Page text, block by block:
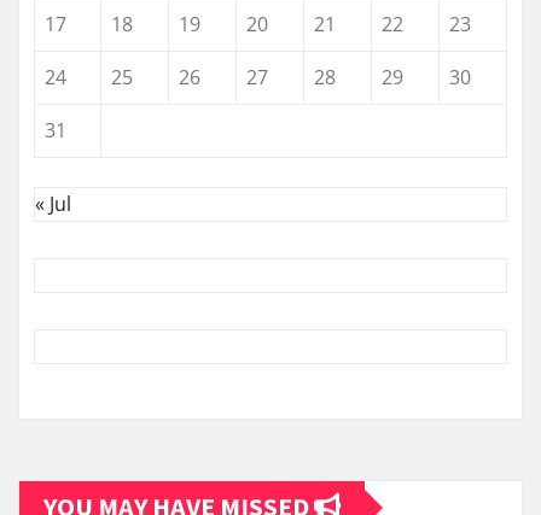
17
18 19 20 21 22
23
24
25 26 27 28 29
30
31
« Jul
YOU MAY HAVE MISSED